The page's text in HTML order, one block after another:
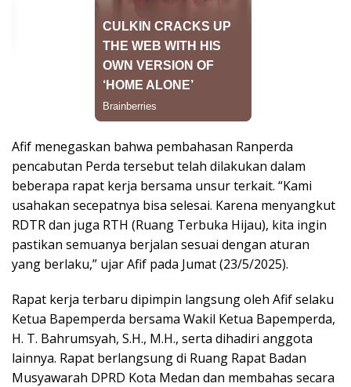
Afif menegaskan bahwa pembahasan Ranperda
pencabutan Perda tersebut telah dilakukan dalam
beberapa rapat kerja bersama unsur terkait. “Kami
usahakan secepatnya bisa selesai. Karena menyangkut
RDTR dan juga RTH (Ruang Terbuka Hijau), kita ingin
pastikan semuanya berjalan sesuai dengan aturan
yang berlaku,” ujar Afif pada Jumat (23/5/2025).
Rapat kerja terbaru dipimpin langsung oleh Afif selaku
Ketua Bapemperda bersama Wakil Ketua Bapemperda,
H. T. Bahrumsyah, S.H., M.H., serta dihadiri anggota
lainnya. Rapat berlangsung di Ruang Rapat Badan
Musyawarah DPRD Kota Medan dan membahas secara